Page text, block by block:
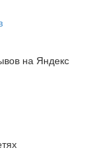
на Яндекс